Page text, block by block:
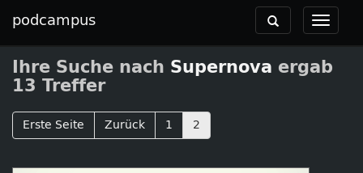
podcampus
Toggle
Toggle
navigation
Ihre Suche nach Supernova ergab
13 Treffer
Erste Seite Zurück 1 2